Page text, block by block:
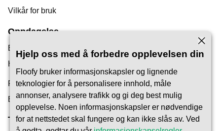
Vilkår for bruk
Oppdagelse
Bloggen vår
Hjelpesenter
Finn en dyrepasser
Bli Pet Carer
Tillit og Sikkerhet
Hjelp oss med å forbedre opplevelsen din
Floofy bruker informasjonskapsler og lignende
teknologier for å personalisere innhold, måle
annonser, analysere trafikk og gi deg best mulig
opplevelse. Noen informasjonskapsler er nødvendige
for at nettstedet skal fungere og kan ikke slås av. Ved